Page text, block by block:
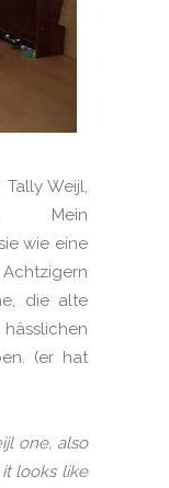
Weijl,
Mein
wie eine
die alte
(er hat
one, also
looks like